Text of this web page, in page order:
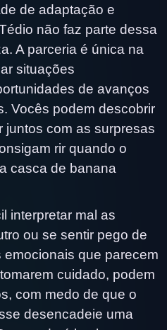
de adaptação e
não faz parte dessa
A parceria é única na
situações
de avanços
Vocês podem descobrir
juntos com as surpresas
rir quando o
casca de banana
interpretar mal as
ou se sentir pego de
que parecem
cuidado, podem
com medo de que o
desencadeie uma